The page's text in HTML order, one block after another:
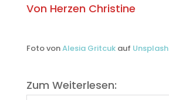
Von Herzen Christine
Foto vonAlesia Gritcukauf Unsplash
Zum Weiterlesen: